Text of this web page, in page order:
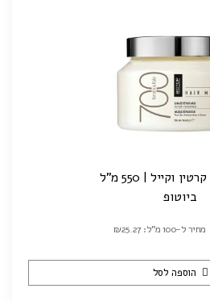
ביוטופ
מחיר ל-100 מ"ל: ₪25.27
הוספה לסל